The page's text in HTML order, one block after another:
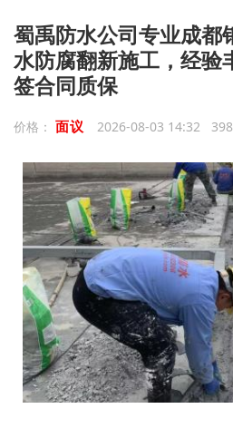
蜀禹防水公司专业成都
水防腐翻新施工，经验
签合同质保
价格： 面议 2026-08-03 14:32